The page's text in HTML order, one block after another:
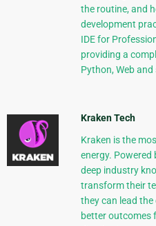
the routine, and
development
IDE for
providing a
Python, Web
Kraken Tech
Kraken is the
energy. Powered
deep industry
transform their
they can lead
better outcomes